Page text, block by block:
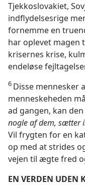
Tjekkoslovakiet,
indflydelsesrige
fornemme en
har oplevet magen
krisernes krise,
endeløse
6 Disse mennesker
menneskeheden
ad gangen, kan
nogle af dem, sætter
Vil frygten for en
op med at strides
vejen til ægte fred
EN VERDEN UDEN